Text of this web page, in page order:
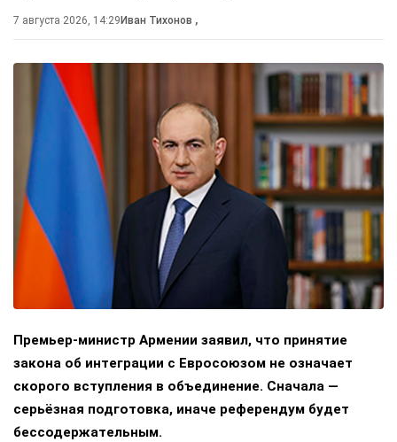
7 августа 2026, 14:29Иван Тихонов ,
Премьер-министр Армении заявил, что принятие
закона об интеграции с Евросоюзом не означает
скорого вступления в объединение. Сначала —
серьёзная подготовка, иначе референдум будет
бессодержательным.